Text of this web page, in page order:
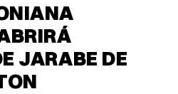
JARABE DE